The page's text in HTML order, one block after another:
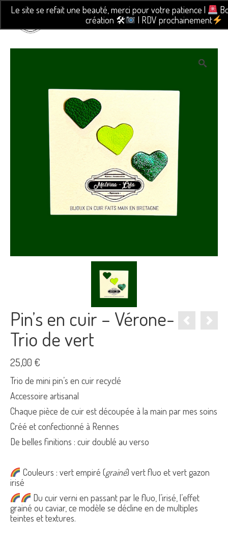
Le site se refait une beauté, merci pour votre patience |
création 🛠
| RDV prochainement
Pin’s en cuir – Vérone-
Trio de vert
25,00 €
Trio de mini pin’s en cuir recyclé
Accessoire artisanal
Chaque pièce de cuir est découpée à la main par mes soins
Créé et confectionné à Rennes
De belles finitions : cuir doublé au verso
Couleurs : vert empiré (grainé) vert fluo et vert gazon
irisé
Du cuir verni en passant par le fluo, l’irisé, l’effet
grainé ou caviar, ce modèle se décline en de multiples
teintes et textures.